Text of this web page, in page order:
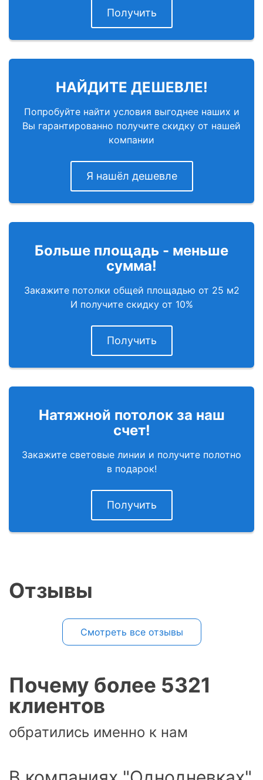
Получить
НАЙДИТЕ ДЕШЕВЛЕ!
Попробуйте найти условия выгоднее наших и
Вы гарантированно получите скидку от нашей
компании
Я нашёл дешевле
Больше площадь - меньше
сумма!
Закажите потолки общей площадью от 25 м2
И получите скидку от 10%
Получить
Натяжной потолок за наш
счет!
Закажите световые линии и получите полотно
в подарок!
Получить
Отзывы
Смотреть все отзывы
Почему более 5321
клиентов
обратились именно к нам